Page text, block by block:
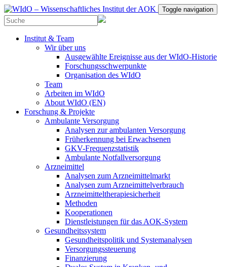
Toggle navigation
Institut & Team
Wir über uns
Ausgewählte Ereignisse aus der WIdO-Historie
Forschungsschwerpunkte
Organisation des WIdO
Team
Arbeiten im WIdO
About WIdO (EN)
Forschung & Projekte
Ambulante Versorgung
Analysen zur ambulanten Versorgung
Früherkennung bei Erwachsenen
GKV-Frequenzstatistik
Ambulante Notfallversorgung
Arzneimittel
Analysen zum Arzneimittelmarkt
Analysen zum Arzneimittelverbrauch
Arzneimitteltherapiesicherheit
Methoden
Kooperationen
Dienstleistungen für das AOK-System
Gesundheitssystem
Gesundheitspolitik und Systemanalysen
Versorgungssteuerung
Finanzierung